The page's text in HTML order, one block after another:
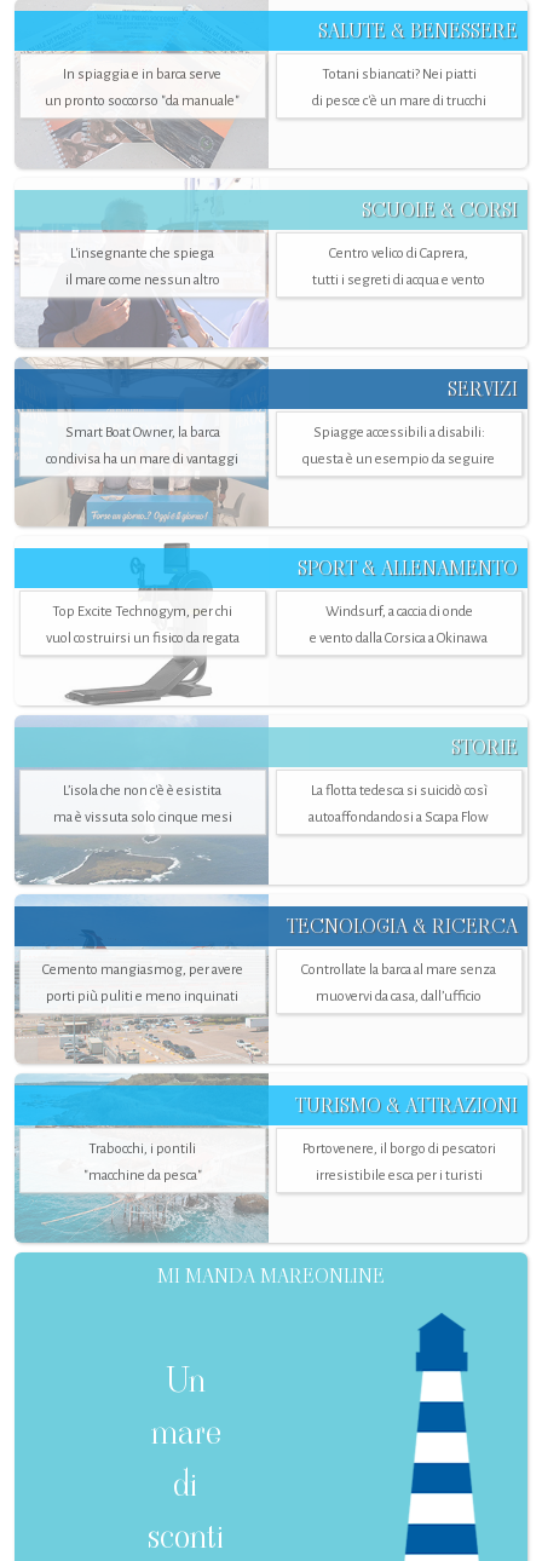
SALUTE & BENESSERE
In spiaggia e in barca serve
un pronto soccorso "da manuale"
Totani sbiancati? Nei piatti
di pesce c'è un mare di trucchi
SCUOLE & CORSI
L'insegnante che spiega
il mare come nessun altro
Centro velico di Caprera,
tutti i segreti di acqua e vento
SERVIZI
Smart Boat Owner, la barca
condivisa ha un mare di vantaggi
Spiagge accessibili a disabili:
questa è un esempio da seguire
SPORT & ALLENAMENTO
Top Excite Technogym, per chi
vuol costruirsi un fisico da regata
Windsurf, a caccia di onde
e vento dalla Corsica a Okinawa
STORIE
L’isola che non c'è è esistita
ma è vissuta solo cinque mesi
La flotta tedesca si suicidò così
autoaffondandosi a Scapa Flow
TECNOLOGIA & RICERCA
Cemento mangiasmog, per avere
porti più puliti e meno inquinati
Controllate la barca al mare senza
muovervi da casa, dall’ufficio
TURISMO & ATTRAZIONI
Trabocchi, i pontili
"macchine da pesca"
Portovenere, il borgo di pescatori
irresistibile esca per i turisti
MI MANDA MAREONLINE
Un
mare
di
sconti